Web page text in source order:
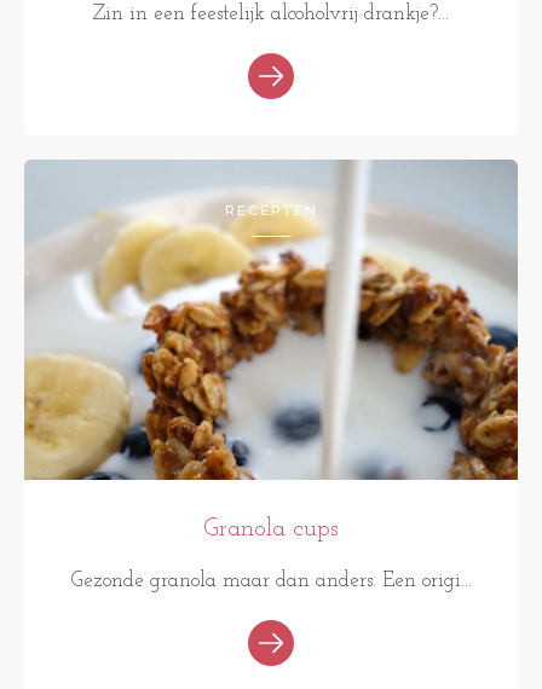
Zin in een feestelijk alcoholvrij drankje?...
RECEPTEN
Granola cups
Gezonde granola maar dan anders. Een origi...